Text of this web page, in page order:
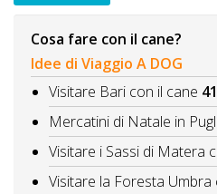
Cosa fare con il cane?
Idee di Viaggio A DOG
Visitare Bari con il cane
Mercatini di Natale in
Visitare i Sassi di Matera
Visitare la Foresta Umbra